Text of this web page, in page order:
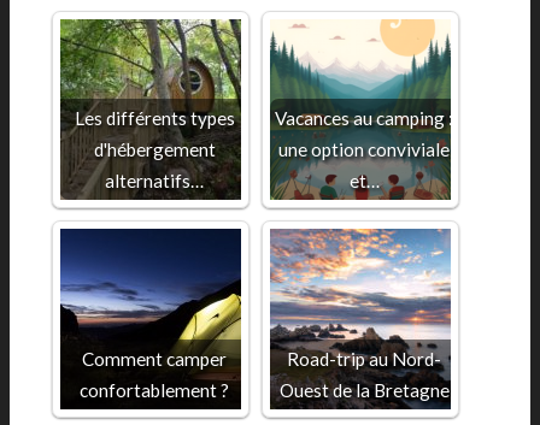
Les différents types
d'hébergement
alternatifs…
Vacances au camping :
une option conviviale
et…
Comment camper
confortablement ?
Road-trip au Nord-
Ouest de la Bretagne